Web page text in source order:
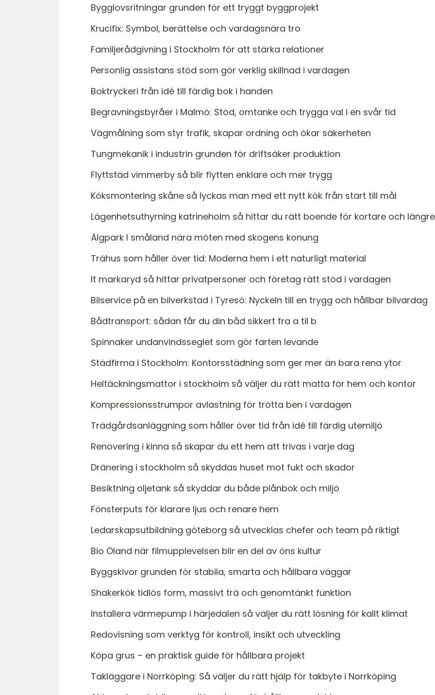
Bygglovsritningar grunden för ett tryggt byggprojekt
Krucifix: Symbol, berättelse och vardagsnära tro
Familjerådgivning i Stockholm för att stärka relationer
Personlig assistans stöd som gör verklig skillnad i vardagen
Boktryckeri från idé till färdig bok i handen
Begravningsbyråer i Malmö: Stöd, omtanke och trygga val i en svår tid
Vägmålning som styr trafik, skapar ordning och ökar säkerheten
Tungmekanik i industrin grunden för driftsäker produktion
Flyttstäd vimmerby så blir flytten enklare och mer trygg
Köksmontering skåne så lyckas man med ett nytt kök från start till mål
Lägenhetsuthyrning katrineholm så hittar du rätt boende för kortare och
Älgpark I småland nära möten med skogens konung
Trähus som håller över tid: Moderna hem i ett naturligt material
It markaryd så hittar privatpersoner och företag rätt stöd i vardagen
Bilservice på en bilverkstad i Tyresö: Nyckeln till en trygg och hållbar bilvardag
Bådtransport: sådan får du din båd sikkert fra a til b
Spinnaker undanvindsseglet som gör farten levande
Städfirma i Stockholm: Kontorsstädning som ger mer än bara rena ytor
Heltäckningsmattor i stockholm så väljer du rätt matta för hem och kontor
Kompressionsstrumpor avlastning för trötta ben i vardagen
Trädgårdsanläggning som håller över tid från idé till färdig utemiljö
Renovering i kinna så skapar du ett hem att trivas i varje dag
Dränering i stockholm så skyddas huset mot fukt och skador
Besiktning oljetank så skyddar du både plånbok och miljö
Fönsterputs för klarare ljus och renare hem
Ledarskapsutbildning göteborg så utvecklas chefer och team på riktigt
Bio Öland när filmupplevelsen blir en del av öns kultur
Byggskivor grunden för stabila, smarta och hållbara väggar
Shakerkök tidlös form, massivt trä och genomtänkt funktion
Installera värmepump i härjedalen så väljer du rätt lösning för kallt klimat
Redovisning som verktyg för kontroll, insikt och utveckling
Köpa grus – en praktisk guide för hållbara projekt
Takläggare i Norrköping: Så väljer du rätt hjälp för takbyte i Norrköping